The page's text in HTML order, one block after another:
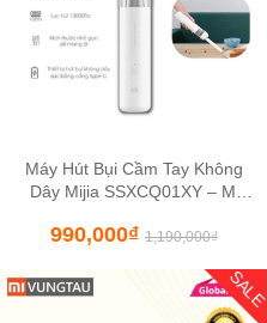
Máy Hút Bụi Cầm Tay Không
Dây Mijia SSXCQ01XY – Mi
990,000₫ 1,190,000₫
SALE